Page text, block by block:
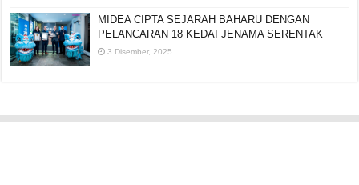
MIDEA CIPTA SEJARAH BAHARU DENGAN
PELANCARAN 18 KEDAI JENAMA SERENTAK
3 Disember, 2025